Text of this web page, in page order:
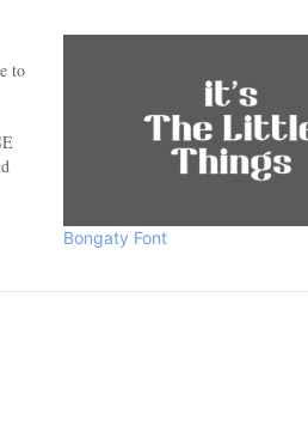
to
Bongaty Font